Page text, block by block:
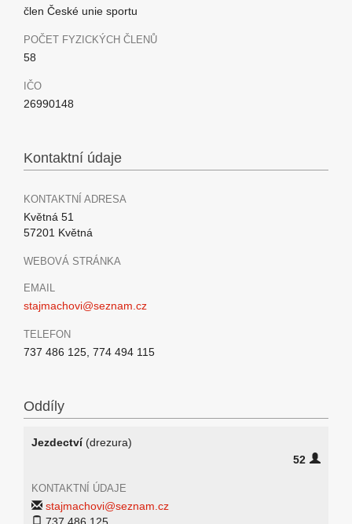
člen České unie sportu
POČET FYZICKÝCH ČLENŮ
58
IČO
26990148
Kontaktní údaje
KONTAKTNÍ ADRESA
Květná 51
57201 Květná
WEBOVÁ STRÁNKA
EMAIL
stajmachovi@seznam.cz
TELEFON
737 486 125, 774 494 115
Oddíly
Jezdectví(drezura)
52
KONTAKTNÍ ÚDAJE
stajmachovi@seznam.cz